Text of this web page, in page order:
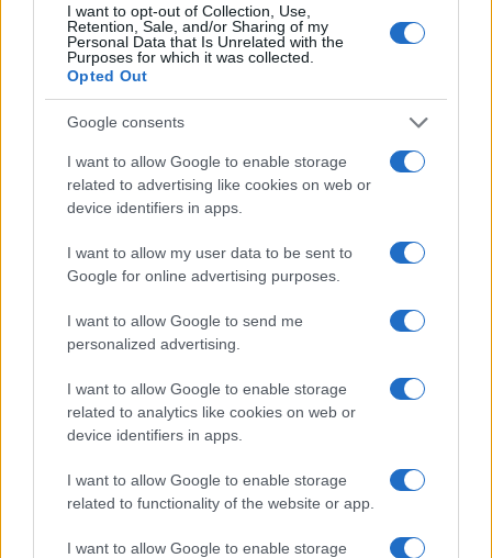
I want to opt-out of Collection, Use,
Retention, Sale, and/or Sharing of my
Personal Data that Is Unrelated with the
Purposes for which it was collected.
Opted Out
Google consents
I want to allow Google to enable storage
related to advertising like cookies on web or
device identifiers in apps.
I want to allow my user data to be sent to
Google for online advertising purposes.
I want to allow Google to send me
personalized advertising.
I want to allow Google to enable storage
related to analytics like cookies on web or
device identifiers in apps.
I want to allow Google to enable storage
related to functionality of the website or app.
I want to allow Google to enable storage
Continua a leggere
NERD NEWS
sull’evento nerd di Perugia